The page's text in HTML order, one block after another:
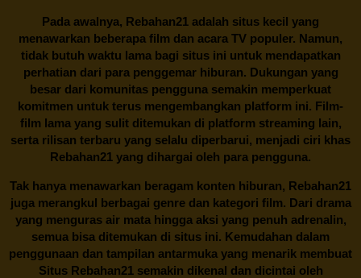
Pada awalnya, Rebahan21 adalah situs kecil yang
menawarkan beberapa film dan acara TV populer. Namun,
tidak butuh waktu lama bagi situs ini untuk mendapatkan
perhatian dari para penggemar hiburan. Dukungan yang
besar dari komunitas pengguna semakin memperkuat
komitmen untuk terus mengembangkan platform ini. Film-
film lama yang sulit ditemukan di platform streaming lain,
serta rilisan terbaru yang selalu diperbarui, menjadi ciri khas
Rebahan21 yang dihargai oleh para pengguna.
Tak hanya menawarkan beragam konten hiburan, Rebahan21
juga merangkul berbagai genre dan kategori film. Dari drama
yang menguras air mata hingga aksi yang penuh adrenalin,
semua bisa ditemukan di situs ini. Kemudahan dalam
penggunaan dan tampilan antarmuka yang menarik membuat
Situs Rebahan21semakin dikenal dan dicintai oleh